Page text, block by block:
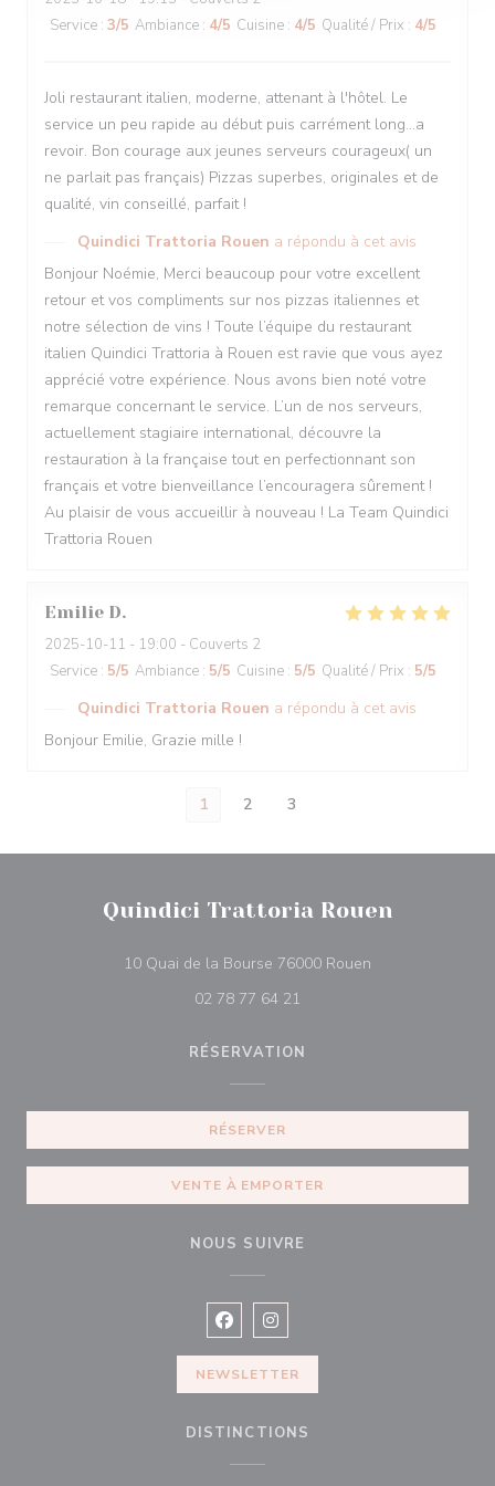
Service : 3/5 Ambiance : 4/5 Cuisine : 4/5 Qualité / Prix : 4/5
Joli restaurant italien, moderne, attenant à l'hôtel. Le
service un peu rapide au début puis carrément long...a
revoir. Bon courage aux jeunes serveurs courageux( un
ne parlait pas français) Pizzas superbes, originales et de
qualité, vin conseillé, parfait !
Quindici Trattoria Rouen a répondu à cet avis
Bonjour Noémie, Merci beaucoup pour votre excellent
retour et vos compliments sur nos pizzas italiennes et
notre sélection de vins ! Toute l’équipe du restaurant
italien Quindici Trattoria à Rouen est ravie que vous ayez
apprécié votre expérience. Nous avons bien noté votre
remarque concernant le service. L’un de nos serveurs,
actuellement stagiaire international, découvre la
restauration à la française tout en perfectionnant son
français et votre bienveillance l’encouragera sûrement !
Au plaisir de vous accueillir à nouveau ! La Team Quindici
Trattoria Rouen
Emilie D
2025-10-11 - 19:00 - Couverts 2
Service : 5/5 Ambiance : 5/5 Cuisine : 5/5 Qualité / Prix : 5/5
Quindici Trattoria Rouen a répondu à cet avis
Bonjour Emilie, Grazie mille !
1 2 3
Quindici Trattoria Rouen
10 Quai de la Bourse 76000 Rouen
02 78 77 64 21
RÉSERVATION
RÉSERVER
VENTE À EMPORTER
NOUS SUIVRE
Facebook ((ouvre une nouvelle
Instagram ((ouvre une
NEWSLETTER
DISTINCTIONS